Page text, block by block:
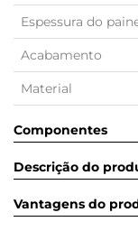
Espessura do
Acabamento
Material
Componentes
Descrição do
Vantagens do